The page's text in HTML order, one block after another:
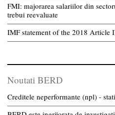
FMI: majorarea salariilor din
trebui reevaluate
IMF statement of the 2018 Article
Noutati BERD
Creditele neperformante (npl) -